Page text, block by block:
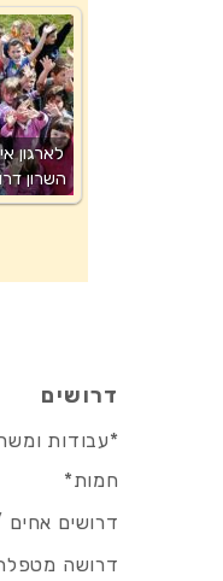
לארגון
השרון
דרושים
*עבודות
חמות*
דרושים אחים
דרושה